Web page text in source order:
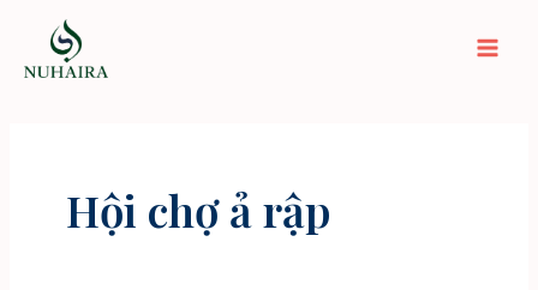
nội
Hội chợ ả rập